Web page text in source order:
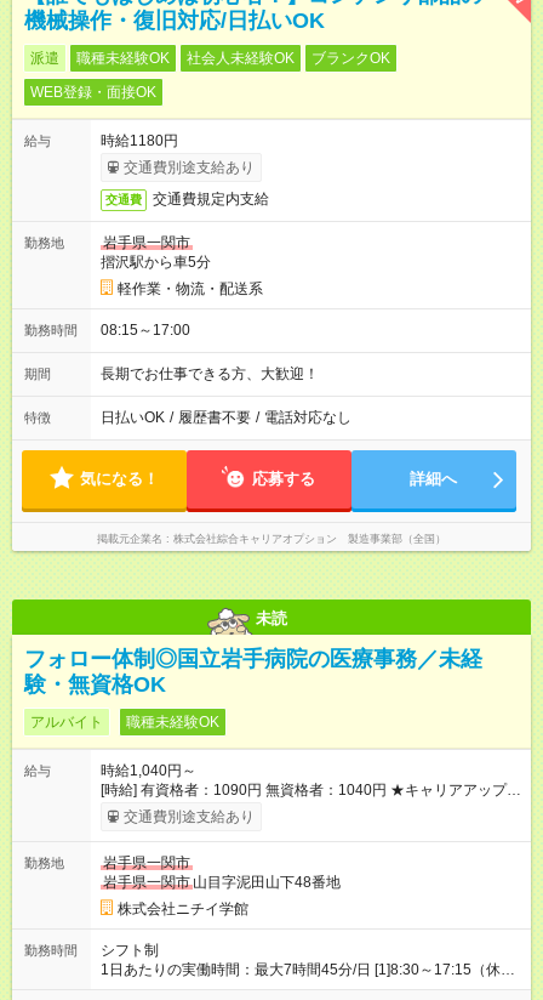
機械操作・復旧対応/日払いOK
派遣 職種未経験OK 社会人未経験OK
ブランクOK
WEB登録・面接OK
給与
時給1180円
交通費別途支給あり
交通費 交通費規定内支給
勤務地
岩手県一関市
摺沢駅から車5分
軽作業・物流・配送系
勤務時間 08:15～17:00
期間 長期でお仕事できる方、大歓迎！
特徴 日払いOK / 履歴書不要 / 電話対応なし
気になる！ 応募する 詳細へ
掲載元企業名 株式会社綜合キャリアオプション 製造事業部（全国）
未読
フォロー体制◎国立岩手病院の医療事務／未経
験・無資格OK
アルバイト 職種未経験OK
給与
時給1,040円～
[時給] 有資格者：1090円 無資格者：1040円 ★キャリアアップ制
度あり 進級により給与がアップします！ 【試用期間】試用期間
あり 試用期間の長さ：3ヶ月 雇用形態、給与は本採用時と同じ
交通費別途支給あり
勤務地
岩手県一関市
岩手県一関市 山目字泥田山下48番地
株式会社ニチイ学館
勤務時間
シフト制
1日あたりの実働時間：最大7時間45分/日 [1]8:30～17:15（休憩
60分） [2]8:30～13:30（休憩なし） [3]8:30～15:00（休憩60